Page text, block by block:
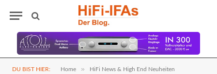
DU BIST HIER: Home » HiFi News & High End Neuheiten